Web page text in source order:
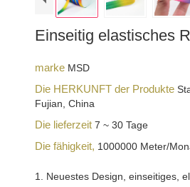
Einseitig elastisches
marke MSD
Die HERKUNFT der Produkte
Fujian, China
Die lieferzeit 7 ~ 30 Tage
Die fähigkeit, 1000000 Meter/
1. Neuestes Design, einseitiges,